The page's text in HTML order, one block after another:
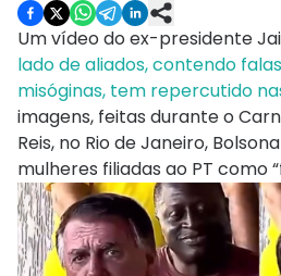
Um vídeo do ex-presidente
lado de aliados, contendo
misóginas, tem repercutido
imagens, feitas durante o
Reis, no Rio de Janeiro,
mulheres filiadas ao PT como